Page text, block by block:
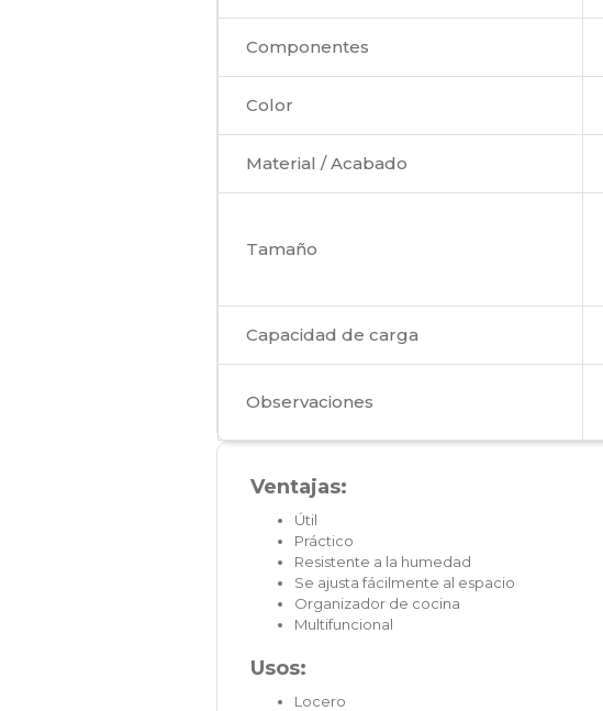
Componentes
Color
Material / Acabado
Tamaño
Capacidad de carga
Observaciones
Ventajas:
Útil
Práctico
Resistente a la humedad
Se ajusta fácilmente al espacio
Organizador de cocina
Multifuncional
Usos:
Locero